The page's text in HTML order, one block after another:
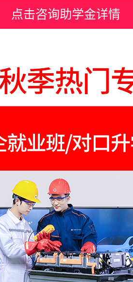
点击咨询助学金详情